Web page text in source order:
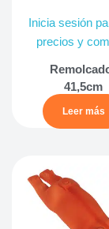
Inicia sesión
precios y
41,5cm
Leer más